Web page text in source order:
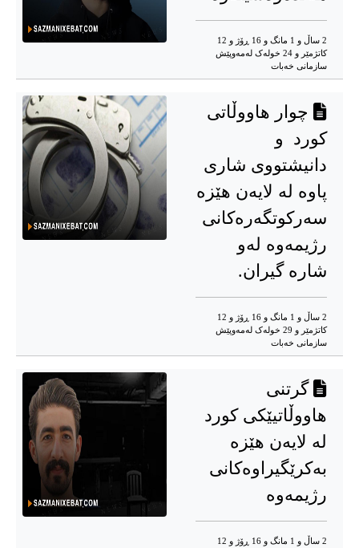
2 ساڵ و 1 مانگ و 16 ڕۆژ و 12
کاتژمێر و 24 خوله‌ک له‌مه‌وپێش‌
سازمانی خەبات
چوار هاووڵاتی
کورد و
دانیشتووی شاری
پاوە لە لایەن هێزە
سەرکوتگەرەکانی
رژیمەوە لەو
شارە گیران.
2 ساڵ و 1 مانگ و 16 ڕۆژ و 12
کاتژمێر و 29 خوله‌ک له‌مه‌وپێش‌
سازمانی خەبات
گرتنی
هاووڵاتیێکی کورد
لە لایەن هێزە
بەکرێگیراوەکانی
رژیمەوە
2 ساڵ و 1 مانگ و 16 ڕۆژ و 12